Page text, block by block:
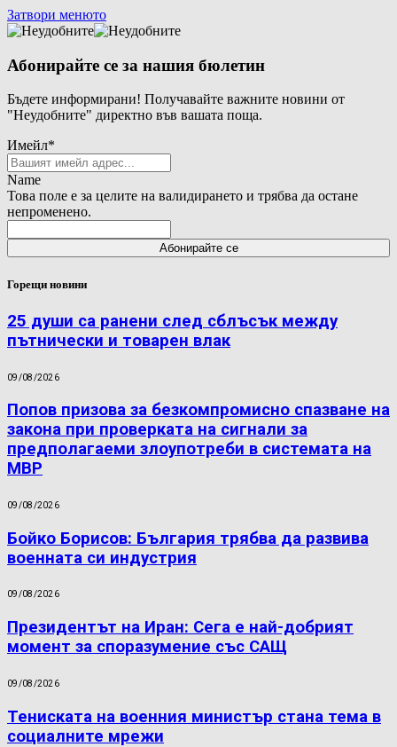
Затвори менюто
Абонирайте се за нашия бюлетин
Бъдете информирани! Получавайте важните новини от
"Неудобните" директно във вашата поща.
Имейл*
Name
Това поле е за целите на валидирането и трябва да остане
непроменено.
Горещи новини
25 души са ранени след сблъсък между
пътнически и товарен влак
09/08/2026
Попов призова за безкомпромисно спазване на
закона при проверката на сигнали за
предполагаеми злоупотреби в системата на
МВР
09/08/2026
Бойко Борисов: България трябва да развива
военната си индустрия
09/08/2026
Президентът на Иран: Сега е най-добрият
момент за споразумение със САЩ
09/08/2026
Тениската на военния министър стана тема в
социалните мрежи